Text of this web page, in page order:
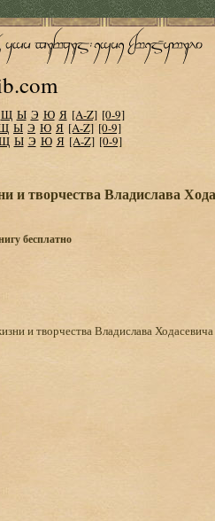
Щ Ы Э Ю Я [A-Z] [0-9]
Ы Э Ю Я [A-Z] [0-9]
Ы Э Ю Я [A-Z] [0-9]
творчества Владислава
бесплатно
и творчества Владислава